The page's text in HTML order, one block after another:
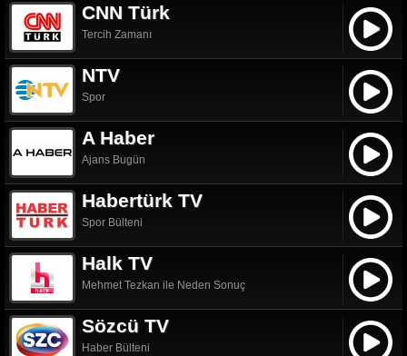
CNN Türk
Tercih Zamanı
NTV
Spor
A Haber
Ajans Bugün
Habertürk TV
Spor Bülteni
Halk TV
Mehmet Tezkan ile Neden Sonuç
Sözcü TV
Haber Bülteni